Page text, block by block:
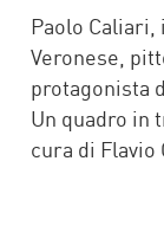
Paolo Caliari,
Veronese,
protagonista
Un quadro in
cura di Flavio